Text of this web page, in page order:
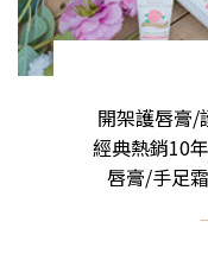
開架護唇膏/
經典熱銷10
唇膏/手足